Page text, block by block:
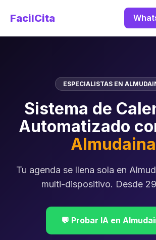
FacilCita
ESPECIALISTAS EN
Sistema de
Automatizado
Almudaina
Tu agenda se llena sola en
multi-dispositivo. Desde
💬 Probar IA en